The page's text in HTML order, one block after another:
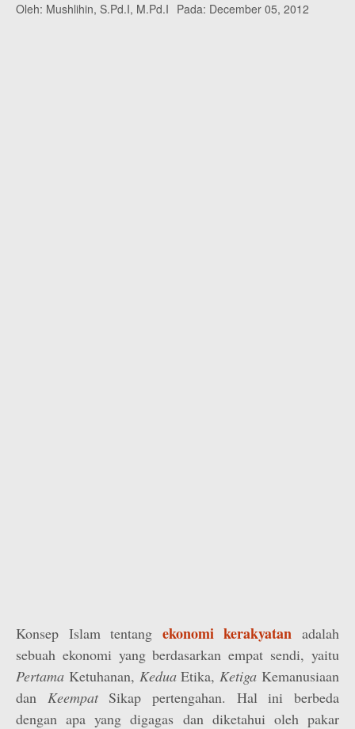
Oleh: Mushlihin, S.Pd.I, M.Pd.I Pada: December 05, 2012
Konsep Islam tentang ekonomi kerakyatan adalah
sebuah ekonomi yang berdasarkan empat sendi, yaitu
Pertama Ketuhanan, KeduaEtika,Ketiga Kemanusiaan
dan KeempatSikap pertengahan. Hal ini berbeda
dengan apa yang digagas dan diketahui oleh pakar